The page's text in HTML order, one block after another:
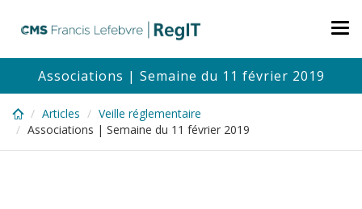
content
Associations | Semaine du 11 février 2019
Articles
Veille réglementaire
Associations | Semaine du 11 février 2019